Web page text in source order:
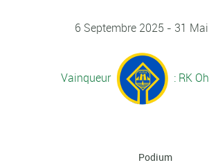
6 Septembre 2025 - 31
Vainqueur : RK
Podium